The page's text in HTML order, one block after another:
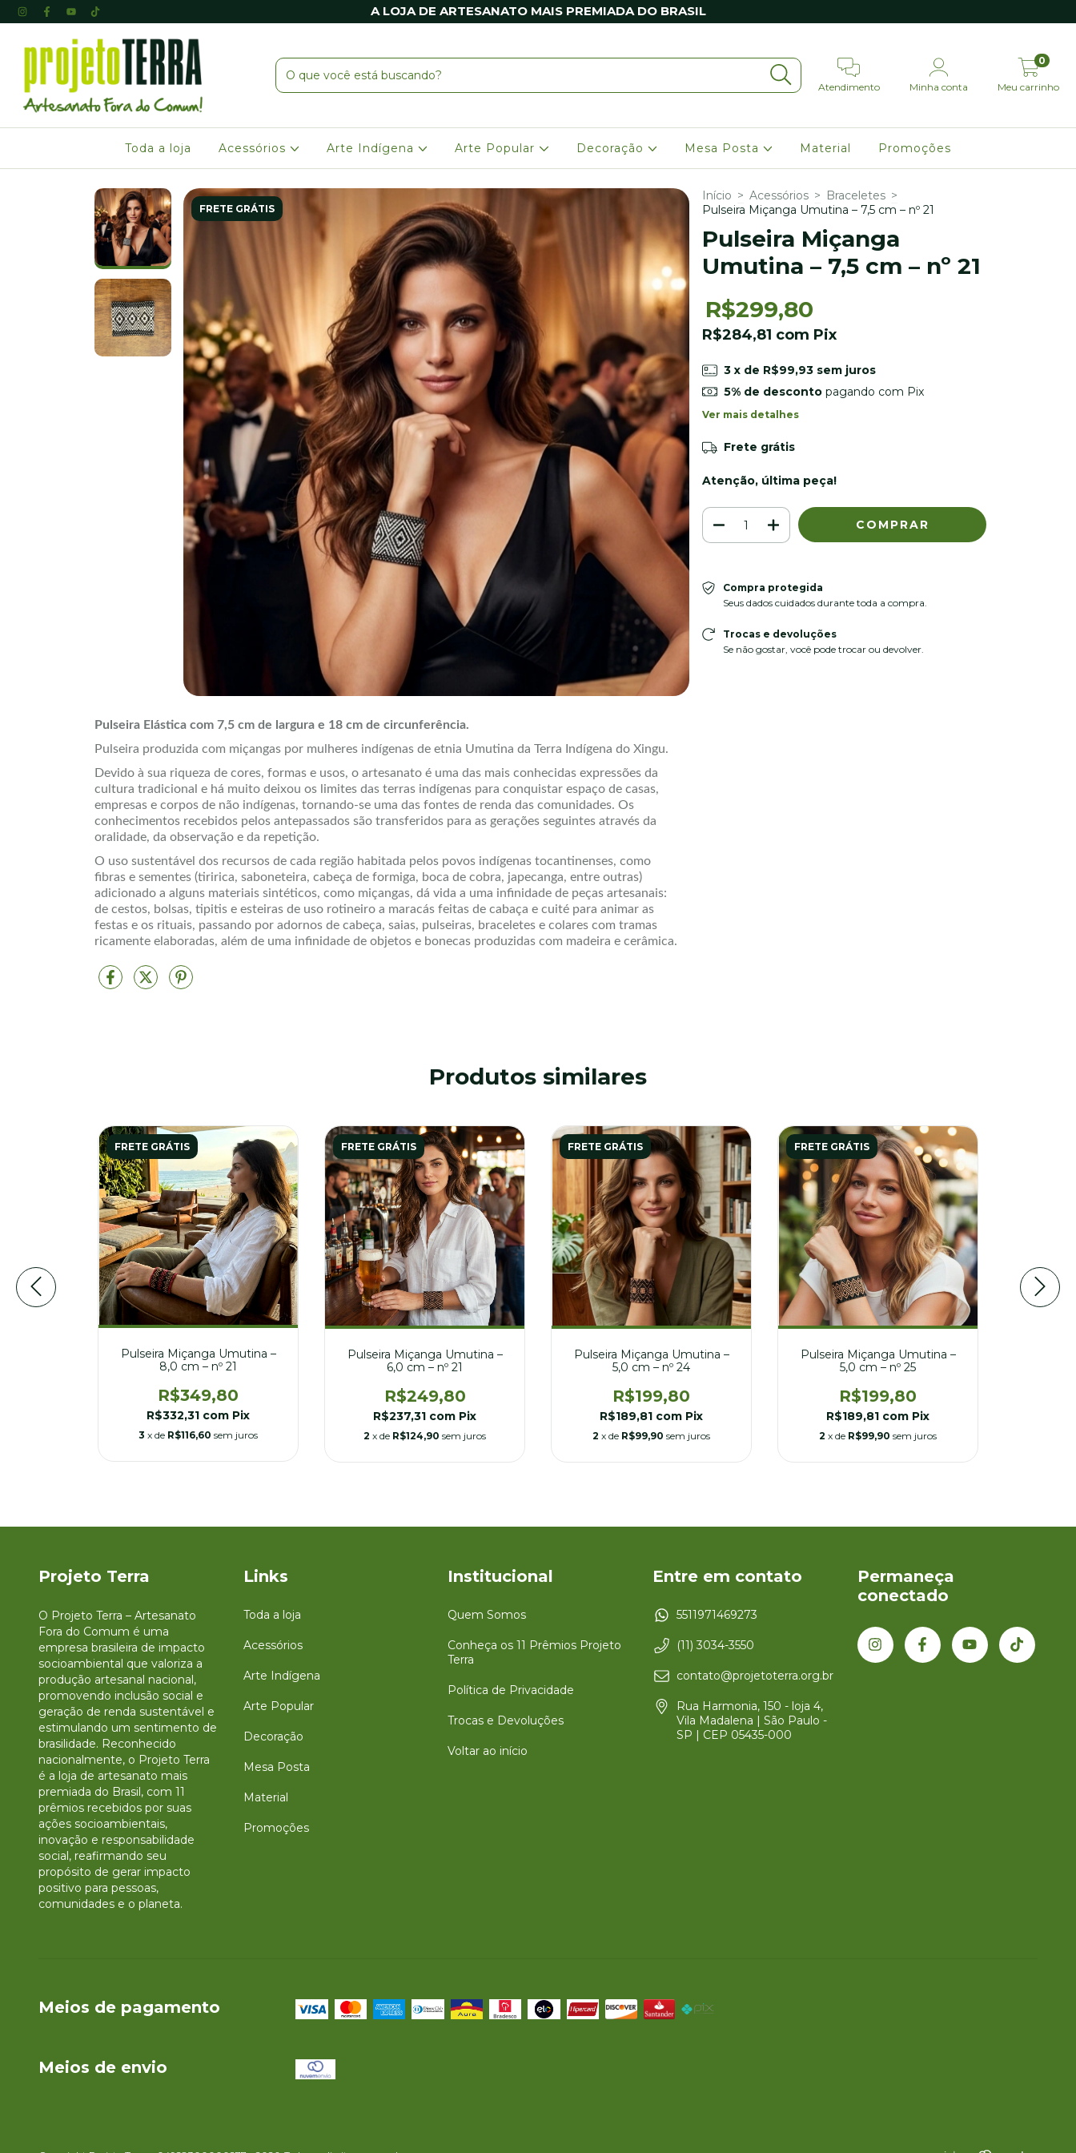
A LOJA DE ARTESANATO MAIS PREMIADA DO BRASIL
Atendimento Minha conta Meu carrinho
0
Toda a loja Acessórios Arte Indígena Arte Popular Decoração Mesa Posta Material Promoções
FRETE GRÁTIS
Pulseira Elástica com 7,5 cm de largura e 18 cm de circunferência.
Pulseira produzida com miçangas por mulheres indígenas de etnia Umutina da Terra Indígena do Xingu.
Devido à sua riqueza de cores, formas e usos, o artesanato é uma das mais conhecidas expressões da
cultura tradicional e há muito deixou os limites das terras indígenas para conquistar espaço de casas,
empresas e corpos de não indígenas, tornando-se uma das fontes de renda das comunidades. Os
conhecimentos recebidos pelos antepassados são transferidos para as gerações seguintes através da
oralidade, da observação e da repetição.
O uso sustentável dos recursos de cada região habitada pelos povos indígenas tocantinenses, como
fibras e sementes (tiririca, saboneteira, cabeça de formiga, boca de cobra, japecanga, entre outras)
adicionado a alguns materiais sintéticos, como miçangas, dá vida a uma infinidade de peças artesanais:
de cestos, bolsas, tipitis e esteiras de uso rotineiro a maracás feitas de cabaça e cuité para animar as
festas e os rituais, passando por adornos de cabeça, saias, pulseiras, braceletes e colares com tramas
ricamente elaboradas, além de uma infinidade de objetos e bonecas produzidas com madeira e cerâmica.
Início > Acessórios > Braceletes >
Pulseira Miçanga Umutina – 7,5 cm – nº 21
Pulseira Miçanga
Umutina – 7,5 cm – nº 21
R$299,80
R$284,81 com Pix
3 x de R$99,93 sem juros
5% de descontopagando com Pix
Ver mais detalhes
Frete grátis
Atenção, última peça!
Compra protegida
Seus dados cuidados durante toda a compra.
Trocas e devoluções
Se não gostar, você pode trocar ou devolver.
Produtos similares
FRETE GRÁTIS
Pulseira Miçanga Umutina –
8,0 cm – nº 21
R$349,80
R$332,31 com Pix
3 x de R$116,60 sem juros
FRETE GRÁTIS
Pulseira Miçanga Umutina –
6,0 cm – nº 21
R$249,80
R$237,31 com Pix
2 x de R$124,90 sem juros
FRETE GRÁTIS
Pulseira Miçanga Umutina –
5,0 cm – nº 24
R$199,80
R$189,81 com Pix
2 x de R$99,90 sem juros
FRETE GRÁTIS
Pulseira Miçanga Umutina –
5,0 cm – nº 25
R$199,80
R$189,81 com Pix
2 x de R$99,90 sem juros
Projeto Terra
O Projeto Terra – Artesanato
Fora do Comum é uma
empresa brasileira de impacto
socioambiental que valoriza a
produção artesanal nacional,
promovendo inclusão social e
geração de renda sustentável e
estimulando um sentimento de
brasilidade. Reconhecido
nacionalmente, o Projeto Terra
é a loja de artesanato mais
premiada do Brasil, com 11
prêmios recebidos por suas
ações socioambientais,
inovação e responsabilidade
social, reafirmando seu
propósito de gerar impacto
positivo para pessoas,
comunidades e o planeta.
Links
Toda a loja
Acessórios
Arte Indígena
Arte Popular
Decoração
Mesa Posta
Material
Promoções
Institucional
Quem Somos
Conheça os 11 Prêmios Projeto
Terra
Política de Privacidade
Trocas e Devoluções
Voltar ao início
Entre em contato
5511971469273
(11) 3034-3550
contato@projetoterra.org.br
Rua Harmonia, 150 - loja 4,
Vila Madalena | São Paulo -
SP | CEP 05435-000
Permaneça
conectado
Meios de pagamento
Meios de envio